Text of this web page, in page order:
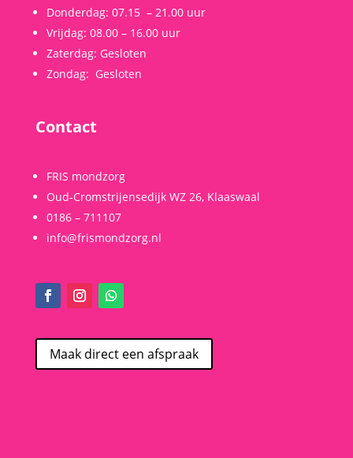
Donderdag: 07.15 – 21.00 uur
Vrijdag: 08.00 – 16.00 uur
Zaterdag: Gesloten
Zondag: Gesloten
Contact
FRIS mondzorg
Oud-Cromstrijensedijk WZ 26, Klaaswaal
0186 – 711107
info@frismondzorg.nl
Maak direct een afspraak